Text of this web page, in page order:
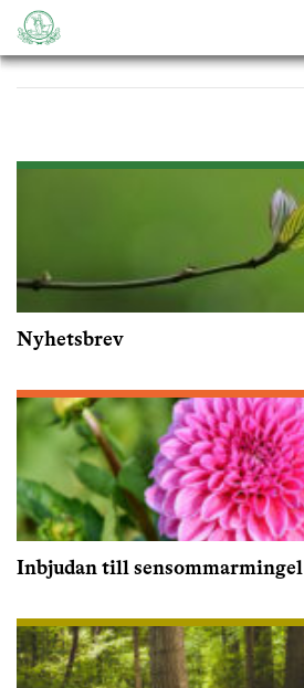
Nyhetsbrev
Inbjudan till sensommarmingel